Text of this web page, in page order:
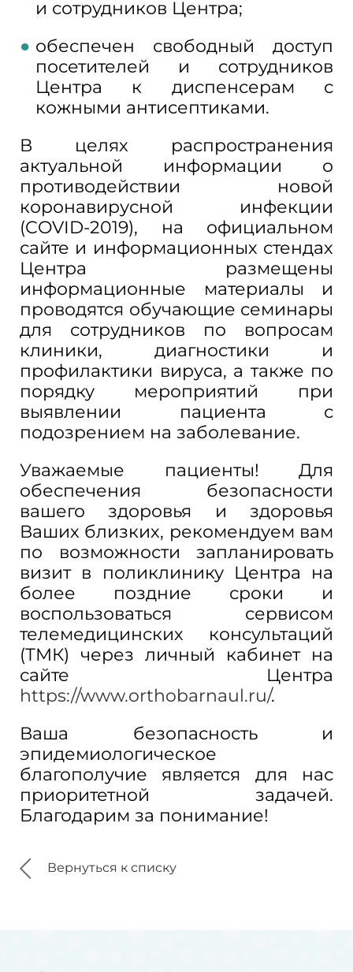
и сотрудников Центра;
обеспечен свободный доступ
посетителей и сотрудников
Центра к диспенсерам с
кожными антисептиками.
В целях распространения
актуальной информации о
противодействии новой
коронавирусной инфекции
(COVID-2019), на официальном
сайте и информационных стендах
Центра размещены
информационные материалы и
проводятся обучающие семинары
для сотрудников по вопросам
клиники, диагностики и
профилактики вируса, а также по
порядку мероприятий при
выявлении пациента с
подозрением на заболевание.
Уважаемые пациенты! Для
обеспечения безопасности
вашего здоровья и здоровья
Ваших близких, рекомендуем вам
по возможности запланировать
визит в поликлинику Центра на
более поздние сроки и
воспользоваться сервисом
телемедицинских консультаций
(ТМК) через личный кабинет на
сайте Центра
https://www.orthobarnaul.ru/.
Ваша безопасность и
эпидемиологическое
благополучие является для нас
приоритетной задачей.
Благодарим за понимание!
Вернуться к списку